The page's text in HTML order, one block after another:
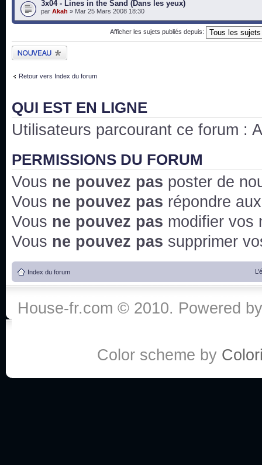
3x04 - Lines in the Sand (Dans les yeux)
par Akah » Mar 25 Mars 2008 18:30
Afficher les sujets publiés depuis:
Publier un nouveau
sujet
Retour vers Index du forum
QUI EST EN LIGNE
Utilisateurs parcourant ce forum :
PERMISSIONS DU FORUM
Vous ne pouvez pas poster de
Vous ne pouvez pas répondre
Vous ne pouvez pas modifier vos
Vous ne pouvez pas supprimer
Index du forum
House-fr.com © 2010. Powered
Color scheme by